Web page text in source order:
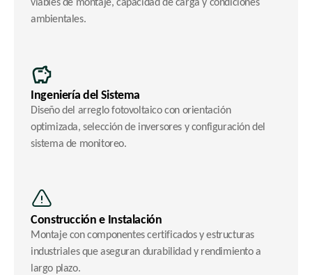
ambientales.
Ingeniería del Sistema
Diseño del arreglo fotovoltaico con orientación
optimizada, selección de inversores y configuración del
sistema de monitoreo.
Construcción e Instalación
Montaje con componentes certificados y estructuras
industriales que aseguran durabilidad y rendimiento a
largo plazo.